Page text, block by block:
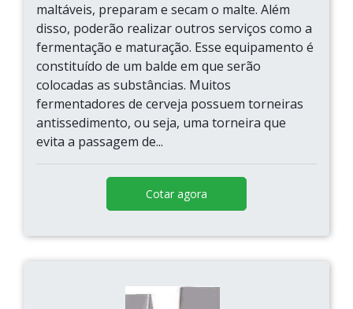
maltáveis, preparam e secam o malte. Além
disso, poderão realizar outros serviços como a
fermentação e maturação. Esse equipamento é
constituído de um balde em que serão
colocadas as substâncias. Muitos
fermentadores de cerveja possuem torneiras
antissedimento, ou seja, uma torneira que
evita a passagem de...
Cotar agora